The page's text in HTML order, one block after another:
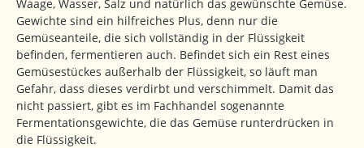
Waage, Wasser, Salz und natürlich das gewünschte Gemüse.
Gewichte sind ein hilfreiches Plus, denn nur die
Gemüseanteile, die sich vollständig in der Flüssigkeit
befinden, fermentieren auch. Befindet sich ein Rest eines
Gemüsestückes außerhalb der Flüssigkeit, so läuft man
Gefahr, dass dieses verdirbt und verschimmelt. Damit das
nicht passiert, gibt es im Fachhandel sogenannte
Fermentationsgewichte, die das Gemüse runterdrücken in
die Flüssigkeit.